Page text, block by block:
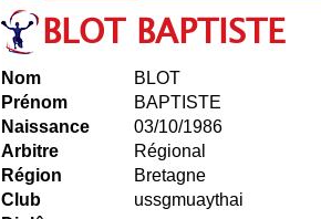
BLOT BAPTISTE
Nom
BLOT
Prénom
BAPTISTE
Naissance
03/10/1986
Arbitre
Régional
Région
Bretagne
Club
ussgmuaythai